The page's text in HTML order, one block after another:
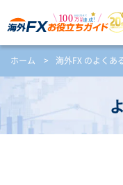
ホーム > 海外FX のよくあ